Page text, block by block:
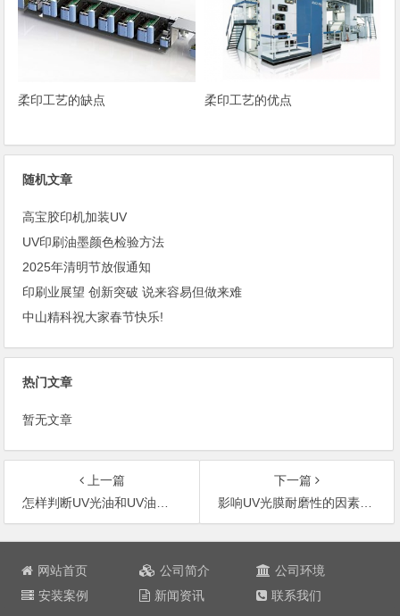
柔印工艺的缺点 柔印工艺的优点
随机文章
高宝胶印机加装UV
UV印刷油墨颜色检验方法
2025年清明节放假通知
印刷业展望 创新突破 说来容易但做来难
中山精科祝大家春节快乐!
热门文章
暂无文章
上一篇
怎样判断UV光油和UV油墨是否固化？
下一篇
影响UV光膜耐磨性的因素是什么？
文
网站首页 公司简介
公司环境
安装案例
新闻资讯 联系我们